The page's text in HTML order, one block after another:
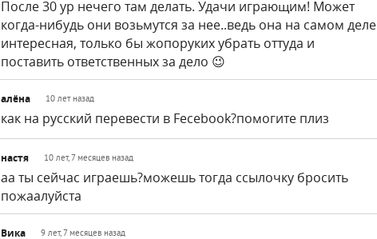
После 30 ур нечего там делать. Удачи играющим! Может
когда-нибудь они возьмутся за нее..ведь она на самом деле
интересная, только бы жопоруких убрать оттуда и
поставить ответственных за дело 😉
алёна 10 лет назад
как на русский перевести в Fecebook?помогите плиз
настя 10 лет, 7 месяцев назад
аа ты сейчас играешь?можешь тогда ссылочку бросить
пожаалуйста
Вика 9 лет, 7 месяцев назад